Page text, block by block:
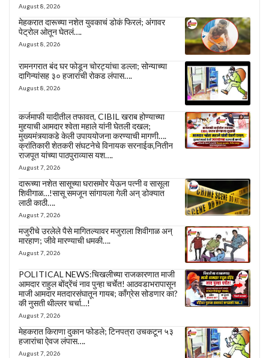
August 8, 2026
मेहकरात दारूच्या नशेत युवकाचं डोकं फिरलं; अंगावर
पेट्रोल ओतून घेतलं….
August 8, 2026
रामनगरात बंद घर फोडून चोरट्यांचा डल्ला; सोन्याच्या
दागिन्यांसह ३० हजारांची रोकड लंपास….
August 8, 2026
कर्जमाफी यादीतील तफावत, CIBIL खराब होण्याच्या
मुद्द्याची आमदार श्वेता महाले यांनी घेतली दखल;
मुख्यमंत्र्याकडे केली उपाययोजना करण्याची मागणी….
क्रांतिकारी शेतकरी संघटनेचे विनायक सरनाईक,नितीन
राजपूत यांच्या पाठपुराव्यास यश….
August 7, 2026
दारूच्या नशेत सासूच्या घरासमोर येऊन पत्नी व सासूला
शिवीगाळ…!सासू समजून सांगायला गेली अन् डोक्यात
लाठी काठी….
August 7, 2026
मजुरीचे उरलेले पैसे मागितल्यावर मजुराला शिवीगाळ अन्
मारहाण; जीवे मारण्याची धमकी….
August 7, 2026
POLITICAL NEWS:चिखलीच्या राजकारणात माजी
आमदार राहुल बोंद्रेंचं नाव पुन्हा चर्चेत! आठवडाभरापासून
माजी आमदार मतदारसंघातून गायब; काँग्रेस सोडणार का?
की नुसती थील्लर चर्चा…!
August 7, 2026
मेहकरात किराणा दुकान फोडले; टिनपत्रा उचकटून ५३
हजारांचा ऐवज लंपास….
August 7, 2026